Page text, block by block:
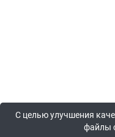
С целью улучшения
файлы